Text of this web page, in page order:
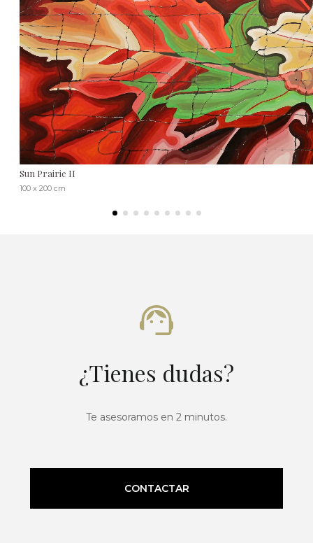
Sun Prairie II
100 x 200 cm
¿Tienes dudas?
Te asesoramos en 2 minutos.
CONTACTAR